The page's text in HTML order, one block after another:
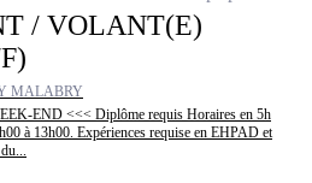
/ VOLANT(E)
MALABRY
END <<< Diplôme requis Horaires en 5h
à 13h00. Expériences requise en EHPAD et